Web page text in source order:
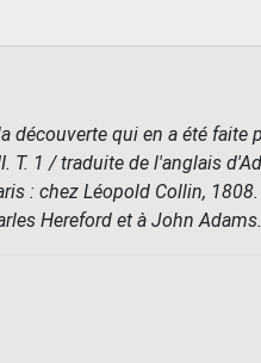
découverte qui en a été faite
T. 1 / traduite de l'anglais
: chez Léopold Collin,
Hereford et à John Adams.